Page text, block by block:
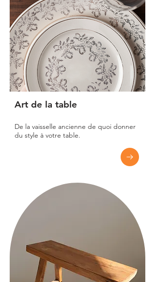
Art de la table
De la vaisselle ancienne de quoi donner
du style à votre table.